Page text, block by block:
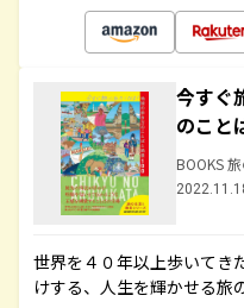
今すぐ
のこと
BOOKS
世界を４０年以上歩いてき
けする、人生を輝かせる旅